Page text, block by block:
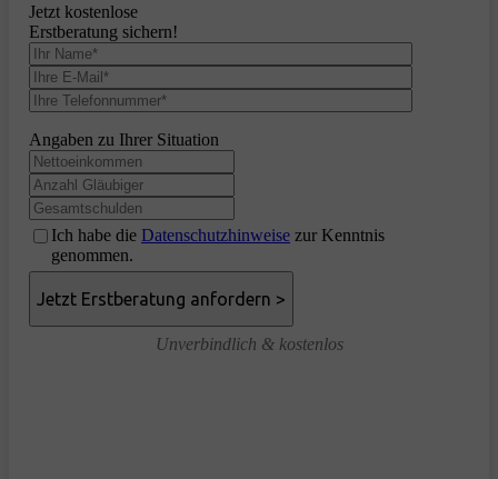
Jetzt kostenlose
Erstberatung sichern!
Angaben zu Ihrer Situation
Ich habe die Datenschutzhinweise zur Kenntnis
genommen.
Unverbindlich & kostenlos